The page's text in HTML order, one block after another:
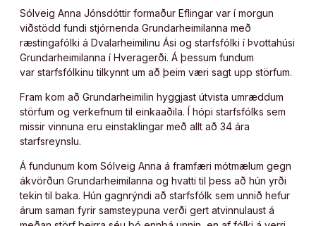
Sólveig Anna Jónsdóttir formaður Eflingar var í morgun
viðstödd fundi stjórnenda Grundarheimilanna með
ræstingafólki á Dvalarheimilinu Ási og starfsfólki í Þvottahúsi
Grundarheimilanna í Hveragerði. Á þessum fundum
var starfsfólkinu tilkynnt um að þeim væri sagt upp störfum.
Fram kom að Grundarheimilin hyggjast útvista umræddum
störfum og verkefnum til einkaaðila. Í hópi starfsfólks sem
missir vinnuna eru einstaklingar með allt að 34 ára
starfsreynslu.
Á fundunum kom Sólveig Anna á framfæri mótmælum gegn
ákvörðun Grundarheimilanna og hvatti til þess að hún yrði
tekin til baka. Hún gagnrýndi að starfsfólk sem unnið hefur
árum saman fyrir samsteypuna verði gert atvinnulaust á